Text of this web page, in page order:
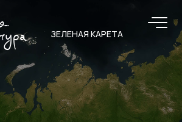
ЗЕЛЕНАЯ КАРЕТА